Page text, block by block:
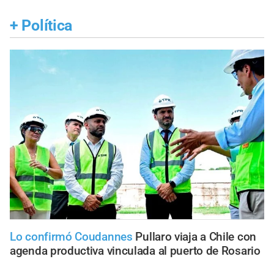
+ Política
Lo confirmó Coudannes Pullaro viaja a Chile con
agenda productiva vinculada al puerto de Rosario